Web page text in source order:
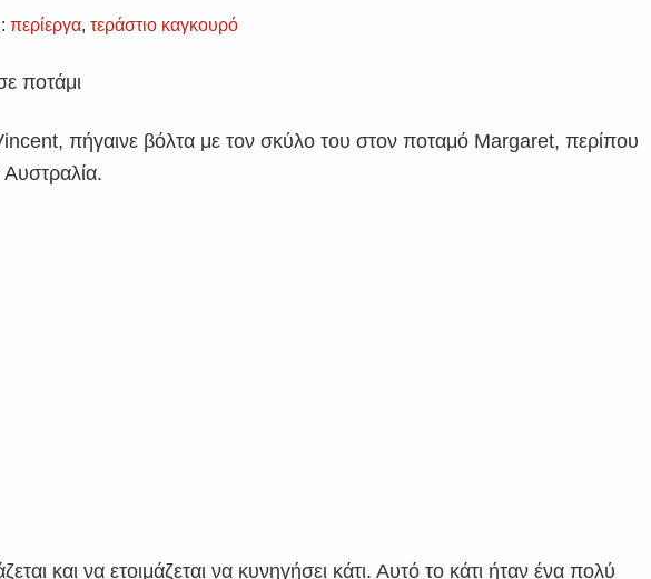
περίεργα,τεράστιο καγκουρό
πήγαινε βόλτα με τον σκύλο του στον ποταμό Margaret, περίπου
και να ετοιμάζεται να κυνηγήσει κάτι. Αυτό το κάτι ήταν ένα πολύ